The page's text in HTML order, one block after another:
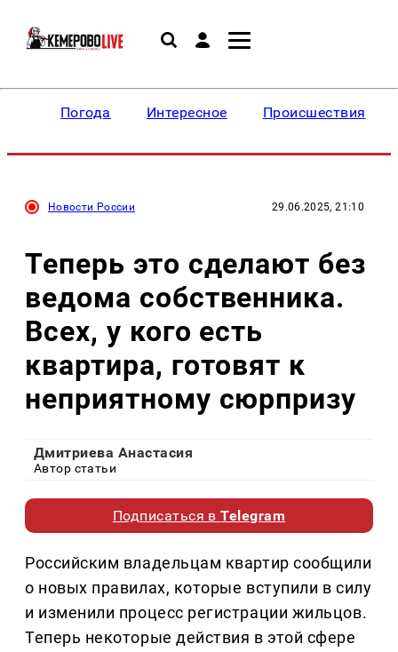
Погода Интересное Происшествия
Новости России 29.06.2025, 21:10
Теперь это сделают без
ведома собственника.
Всех, у кого есть
квартира, готовят к
неприятному сюрпризу
Дмитриева Анастасия
Автор статьи
Подписаться вTelegram
Российским владельцам квартир сообщили
о новых правилах, которые вступили в силу
и изменили процесс регистрации жильцов.
Теперь некоторые действия в этой сфере